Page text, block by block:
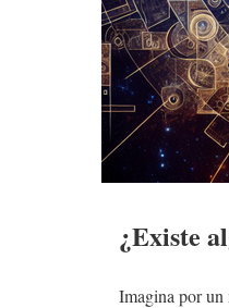
¿Existe
Imagina por un